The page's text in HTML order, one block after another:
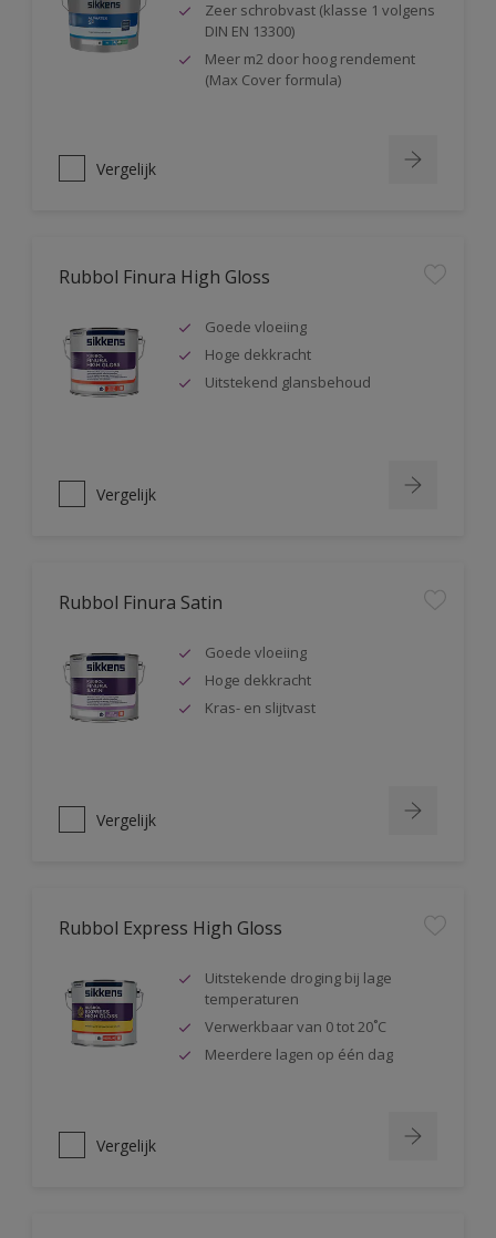
Zeer schrobvast (klasse 1 volgens
DIN EN 13300)
Meer m2 door hoog rendement
(Max Cover formula)
Vergelijk
Rubbol Finura High Gloss
Goede vloeiing
Hoge dekkracht
Uitstekend glansbehoud
Vergelijk
Rubbol Finura Satin
Goede vloeiing
Hoge dekkracht
Kras- en slijtvast
Vergelijk
Rubbol Express High Gloss
Uitstekende droging bij lage
temperaturen
Verwerkbaar van 0 tot 20˚C
Meerdere lagen op één dag
Vergelijk